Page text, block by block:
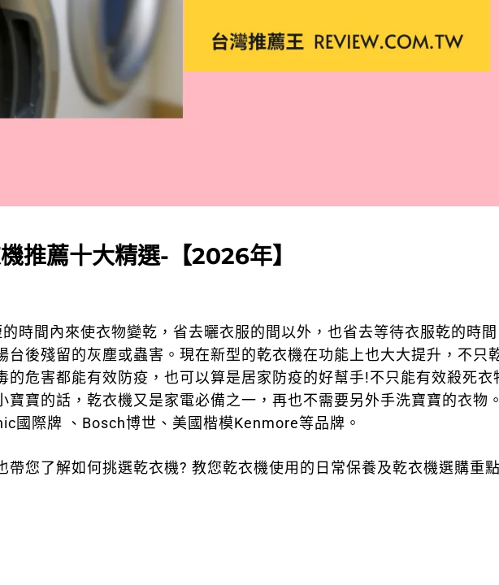
推薦十大精選-【2026年】
時間內來使衣物變乾，省去曬衣服的間以外，也省去等待衣服乾的時
後殘留的灰塵或蟲害。現在新型的乾衣機在功能上也大大提升，不只
危害都能有效防疫，也可以算是居家防疫的好幫手!不只能有效殺死衣
寶的話，乾衣機又是家電必備之一，再也不需要另外手洗寶寶的衣物
國際牌 、 Bosch博世 、 美國楷模Kenmore等品牌。
您了解如何挑選乾衣機? 教您乾衣機使用的日常保養及乾衣機選購重